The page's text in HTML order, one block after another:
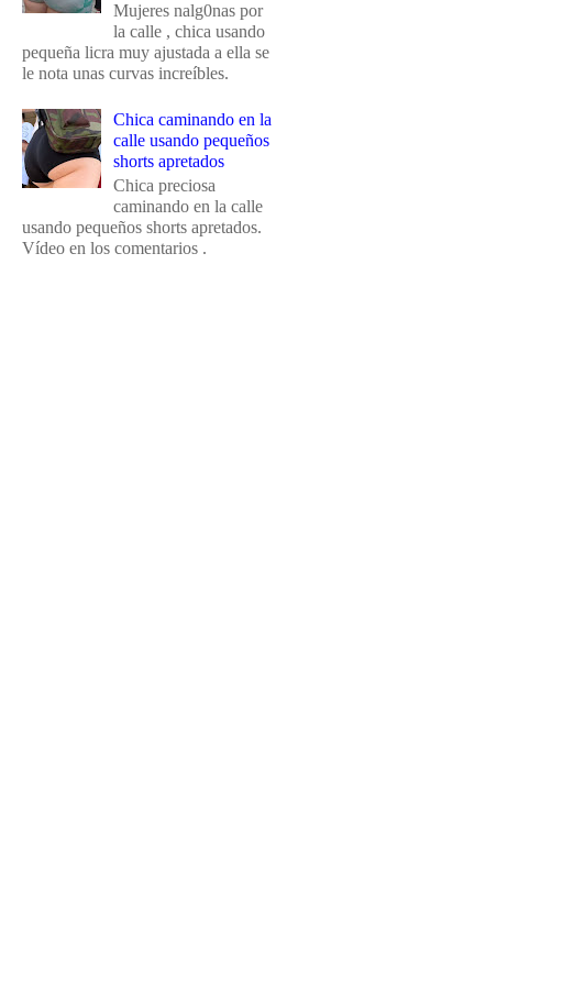
Mujeres nalg0nas por
la calle , chica usando
pequeña licra muy ajustada a ella se
le nota unas curvas increíbles.
Chica caminando en la
calle usando pequeños
shorts apretados
Chica preciosa
caminando en la calle
usando pequeños shorts apretados.
Vídeo en los comentarios .